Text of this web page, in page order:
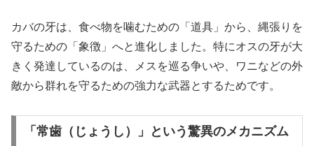
カバの牙は、食べ物を噛むための「道具」から、縄張りを
守るための「象徴」へと進化しました。特にオスの牙が大
きく発達しているのは、メスを巡る争いや、ワニなどの外
敵から群れを守るための強力な武器とするためです。
「常歯（じょうし）」という驚異のメカニズム